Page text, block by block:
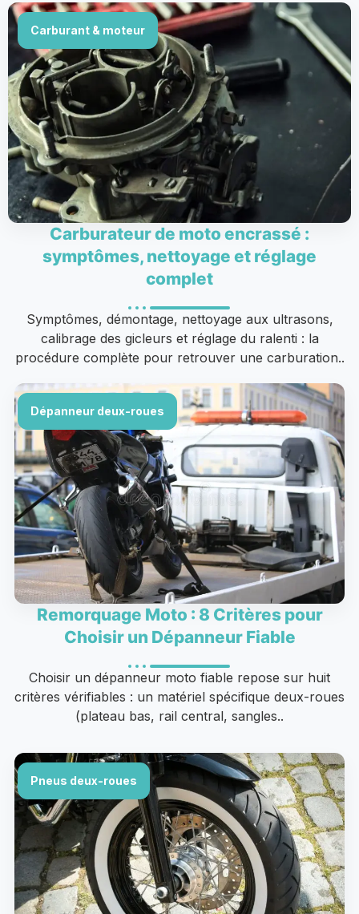
Carburant & moteur
Carburateur de moto encrassé :
symptômes, nettoyage et réglage
complet
Symptômes, démontage, nettoyage aux ultrasons,
calibrage des gicleurs et réglage du ralenti : la
procédure complète pour retrouver une carburation..
Dépanneur deux-roues
Remorquage Moto : 8 Critères pour
Choisir un Dépanneur Fiable
Choisir un dépanneur moto fiable repose sur huit
critères vérifiables : un matériel spécifique deux-roues
(plateau bas, rail central, sangles..
Pneus deux-roues